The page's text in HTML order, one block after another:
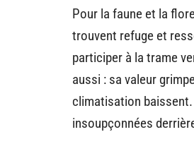
Pour la faune et la
trouvent refuge et
participer à la trame
aussi : sa valeur
climatisation
insoupçonnées